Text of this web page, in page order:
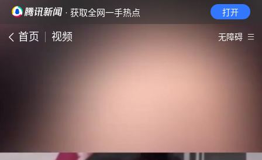
· 获取全网一手热点 打开
首页 视频 无障碍